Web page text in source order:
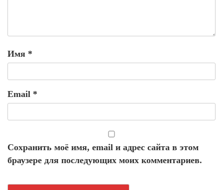
Имя *
Email *
Сохранить моё имя, email и адрес сайта в этом
браузере для последующих моих комментариев.